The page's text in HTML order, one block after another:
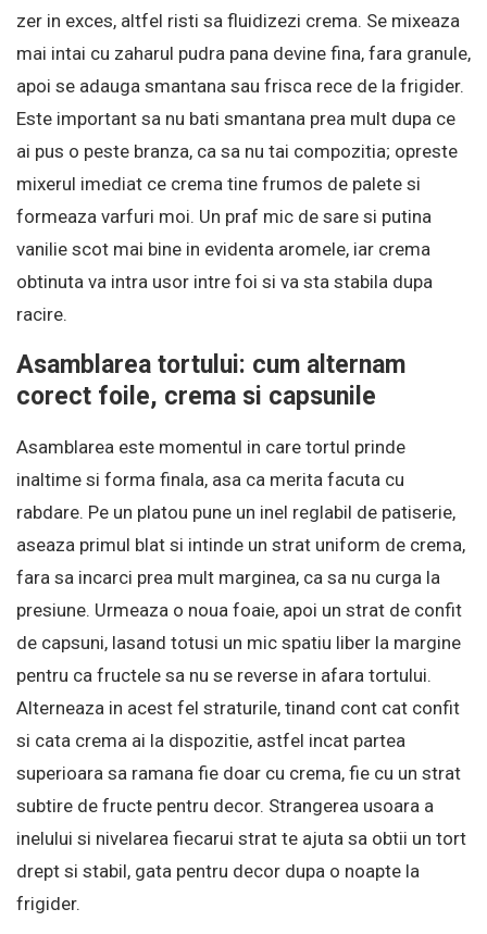
zer in exces, altfel risti sa fluidizezi crema. Se mixeaza
mai intai cu zaharul pudra pana devine fina, fara granule,
apoi se adauga smantana sau frisca rece de la frigider.
Este important sa nu bati smantana prea mult dupa ce
ai pus o peste branza, ca sa nu tai compozitia; opreste
mixerul imediat ce crema tine frumos de palete si
formeaza varfuri moi. Un praf mic de sare si putina
vanilie scot mai bine in evidenta aromele, iar crema
obtinuta va intra usor intre foi si va sta stabila dupa
racire.
Asamblarea tortului: cum alternam
corect foile, crema si capsunile
Asamblarea este momentul in care tortul prinde
inaltime si forma finala, asa ca merita facuta cu
rabdare. Pe un platou pune un inel reglabil de patiserie,
aseaza primul blat si intinde un strat uniform de crema,
fara sa incarci prea mult marginea, ca sa nu curga la
presiune. Urmeaza o noua foaie, apoi un strat de confit
de capsuni, lasand totusi un mic spatiu liber la margine
pentru ca fructele sa nu se reverse in afara tortului.
Alterneaza in acest fel straturile, tinand cont cat confit
si cata crema ai la dispozitie, astfel incat partea
superioara sa ramana fie doar cu crema, fie cu un strat
subtire de fructe pentru decor. Strangerea usoara a
inelului si nivelarea fiecarui strat te ajuta sa obtii un tort
drept si stabil, gata pentru decor dupa o noapte la
frigider.